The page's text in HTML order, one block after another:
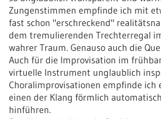
Zungenstimmen empfinde ich mit
fast schon "erschreckend"
dem tremulierenden Trechterregal
wahrer Traum. Genauso auch die
Auch für die Improvisation im
virtuelle Instrument unglaublich
Choralimprovisationen empfinde ich
einen der Klang förmlich
hinführen.